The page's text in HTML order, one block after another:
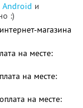
Android и
:)
магазина
на месте:
на месте:
на месте: